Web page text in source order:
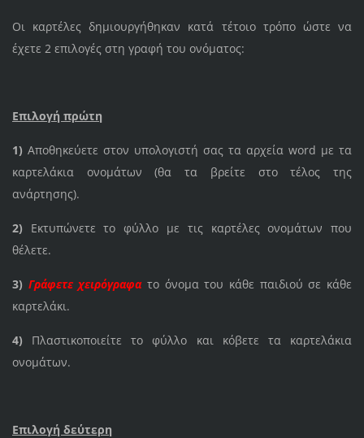
Οι καρτέλες δημιουργήθηκαν κατά τέτοιο τρόπο ώστε να
έχετε 2 επιλογές στη γραφή του ονόματος:
Επιλογή πρώτη
1) Αποθηκεύετε στον υπολογιστή σας τα αρχεία word με τα
καρτελάκια ονομάτων (θα τα βρείτε στο τέλος της
ανάρτησης).
2) Εκτυπώνετε το φύλλο με τις καρτέλες ονομάτων που
θέλετε.
3) Γράφετε χειρόγραφατο όνομα του κάθε παιδιού σε κάθε
καρτελάκι.
4) Πλαστικοποιείτε το φύλλο και κόβετε τα καρτελάκια
ονομάτων.
Επιλογή δεύτερη